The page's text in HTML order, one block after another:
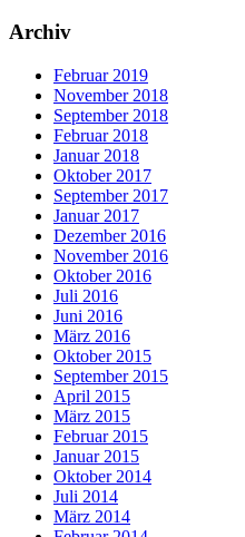
Archiv
Februar 2019
November 2018
September 2018
Februar 2018
Januar 2018
Oktober 2017
September 2017
Januar 2017
Dezember 2016
November 2016
Oktober 2016
Juli 2016
Juni 2016
März 2016
Oktober 2015
September 2015
April 2015
März 2015
Februar 2015
Januar 2015
Oktober 2014
Juli 2014
März 2014